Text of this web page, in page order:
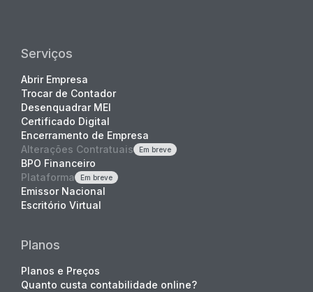
Serviços
Abrir Empresa
Trocar de Contador
Desenquadrar MEI
Certificado Digital
Encerramento de Empresa
Alterações Contratuais
Em breve
BPO Financeiro
Plataforma
Em breve
Emissor Nacional
Escritório Virtual
Planos
Planos e Preços
Quanto custa contabilidade online?